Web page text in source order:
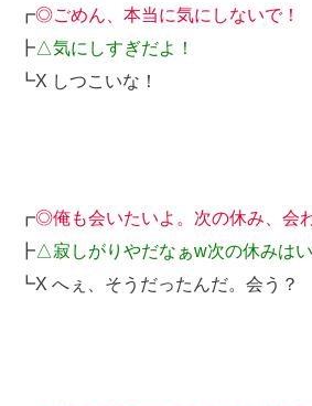
┏◎ごめん、本当に気にしないで！
┣△気にしすぎだよ！
┗X しつこいな！
┏◎俺も会いたいよ。次の休み、会
┣△寂しがりやだなぁw次の休みは
┗X へぇ、そうだったんだ。会う？